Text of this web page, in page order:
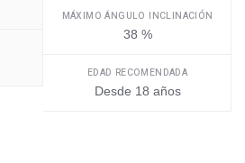
MÁXIMO ÁNGULO INCLINACIÓN
38 %
EDAD RECOMENDADA
Desde 18 años